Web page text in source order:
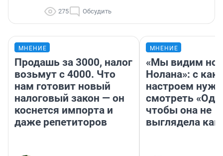
275 Обсудить
МНЕНИЕ
Продашь за 3000, налог
возьмут с 4000. Что
нам готовит новый
налоговый закон — он
коснется импорта и
даже репетиторов
МНЕНИЕ
«Мы видим
Нолана»: с
настроем
смотреть
чтобы она не
выглядела как